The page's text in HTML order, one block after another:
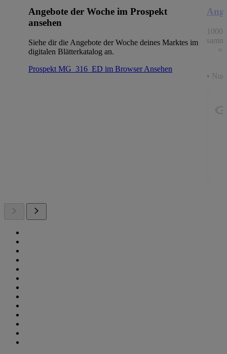
Angebote der Woche im Prospekt
ansehen
Siehe dir die Angebote der Woche deines Marktes im
digitalen Blätterkatalog an.
Prospekt MG_316_ED im BrowserAnsehen
1000
• Nur